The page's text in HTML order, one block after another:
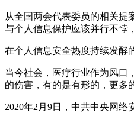
从全国两会代表委员的相关提
与个人信息保护应该并行不悖
在个人信息安全热度持续发酵
当今社会，医疗行业作为风口
的伤害，有的是有形的，更多
2020年2月9日，中共中央网